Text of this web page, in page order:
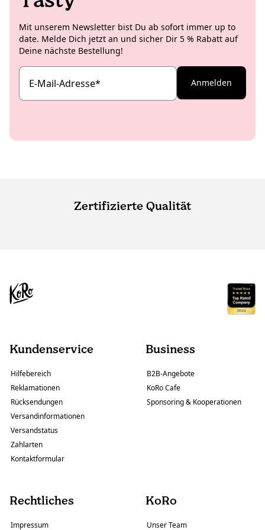
Mit unserem Newsletter bist Du ab sofort immer up to
date. Melde Dich jetzt an und sicher Dir 5 % Rabatt auf
Deine nächste Bestellung!
E-Mail-Adresse* Anmelden
Zertifizierte Qualität
Kundenservice
Hilfebereich
Reklamationen
Rücksendungen
Versandinformationen
Versandstatus
Zahlarten
Kontaktformular
Business
B2B-Angebote
KoRo Cafe
Sponsoring & Kooperationen
Rechtliches
Impressum
KoRo
Unser Team